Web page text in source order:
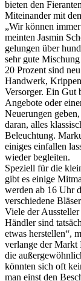
bieten den
Miteinander mit
„Wir können
meinten Jasmin
gelungen über
sehr gute
20 Prozent sind
Handwerk,
Versorger. Ein Gut
Angebote oder
Neuerungen
daran, alles
Beleuchtung.
einiges einfallen
wieder begleiten.
Speziell für die
gibt es einige
werden ab 16 Uhr
verschiedene
Viele der
Händler sind
etwas herstellen“,
verlange der Markt
die
könnten sich oft
man einst den